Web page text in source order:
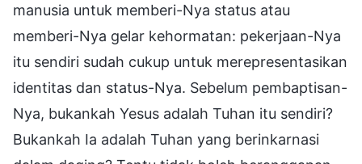
manusia untuk memberi-Nya status atau
memberi-Nya gelar kehormatan: pekerjaan-Nya
itu sendiri sudah cukup untuk merepresentasikan
identitas dan status-Nya. Sebelum pembaptisan-
Nya, bukankah Yesus adalah Tuhan itu sendiri?
Bukankah Ia adalah Tuhan yang berinkarnasi